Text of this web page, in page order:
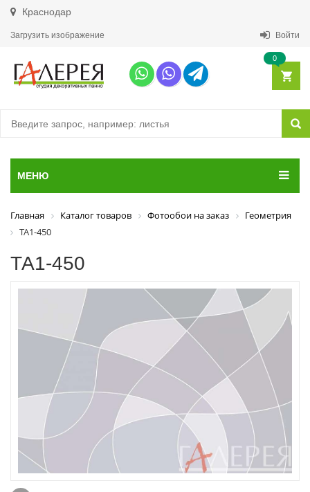
Краснодар
Загрузить изображение Войти
0
МЕНЮ
Главная Каталог товаров Фотообои на заказ
Геометрия
ТА1-450
ТА1-450